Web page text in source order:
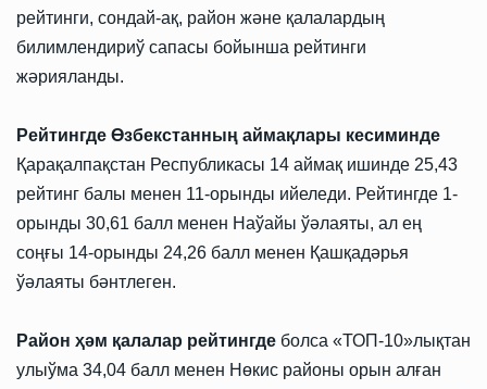
рейтинги, сондай-ақ, район және қалалардың
билимлендириў сапасы бойынша рейтинги
жәрияланды.
Рейтингде Өзбекстанның аймақлары кесиминде
Қарақалпақстан Республикасы 14 аймақ ишинде 25,43
рейтинг балы менен 11-орынды ийеледи. Рейтингде 1-
орынды 30,61 балл менен Наўайы ўәлаяты, ал ең
соңғы 14-орынды 24,26 балл менен Қашқадәрья
ўәлаяты бәнтлеген.
Район ҳәм қалалар рейтингде болса «ТОП-10»лықтан
улыўма 34,04 балл менен Нөкис районы орын алған